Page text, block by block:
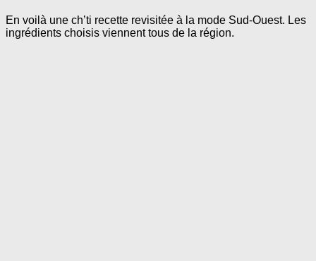
En voilà une ch’ti recette revisitée à la mode Sud-Ouest. Les
ingrédients choisis viennent tous de la région.